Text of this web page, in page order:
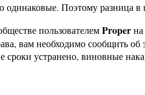
Поэтому разница
пользователемProper
вам необходимо сообщить
устранено, виновные